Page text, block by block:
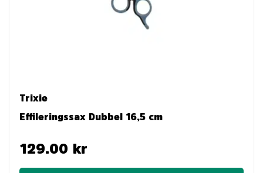
Trixie
Effileringssax Dubbel 16,5 cm
129.00 kr